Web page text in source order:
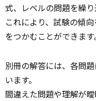
式、レベルの問題を繰り
これにより、試験の傾
をつかむことができます。
別冊の解答には、各問
います。
間違えた問題や理解が